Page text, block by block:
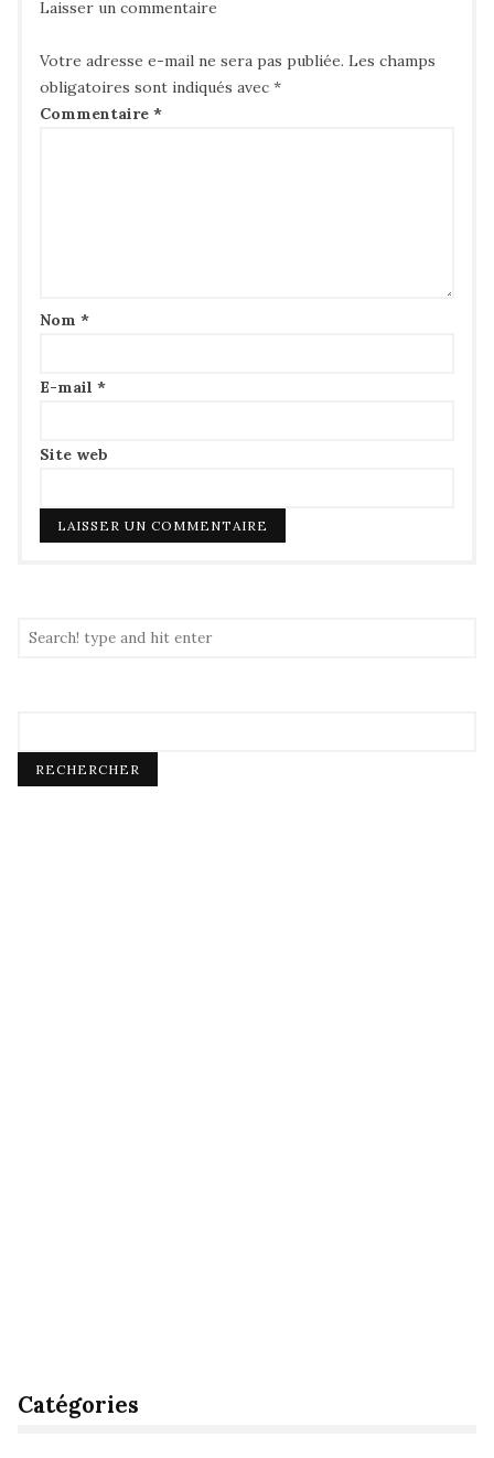
Laisser un commentaire
Votre adresse e-mail ne sera pas publiée. Les champs
obligatoires sont indiqués avec *
Commentaire *
Nom *
E-mail *
Site web
RECHERCHER
Catégories